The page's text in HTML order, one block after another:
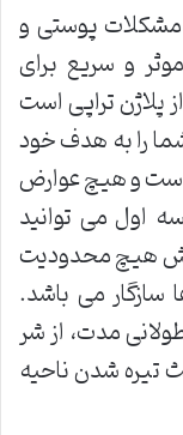
مشکلات پوستی و
و سریع برای
پلاژن تراپی است
را به هدف خود
و هیچ عوارض
اول می­ توانید
هیچ محدودیت
می باشد.
مدت، از شر
تیره شدن ناحیه